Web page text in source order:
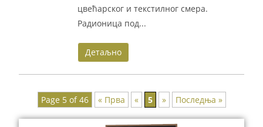
цвећарског и текстилног смера.
Радионица под...
Детаљно
Page 5 of 46 « Прва « 5 » Последња »